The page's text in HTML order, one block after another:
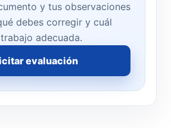
y tus observaciones
debes corregir y cuál
adecuada.
evaluación